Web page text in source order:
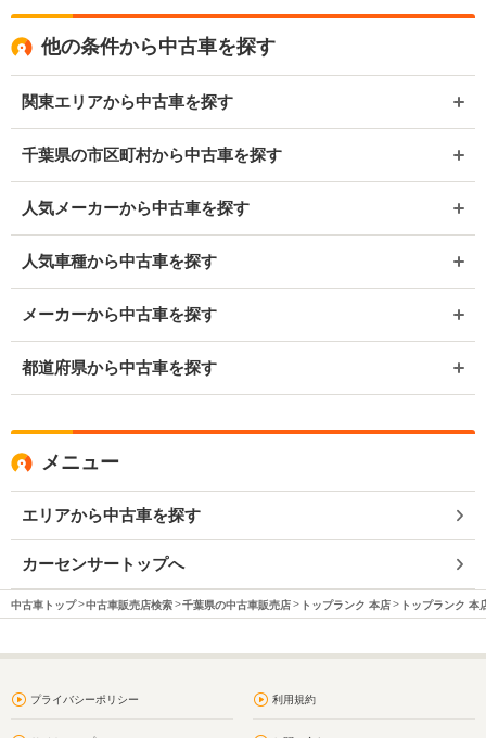
他の条件から中古車を探す
関東エリアから中古車を探す
千葉県の市区町村から中古車を探す
人気メーカーから中古車を探す
人気車種から中古車を探す
メーカーから中古車を探す
都道府県から中古車を探す
メニュー
エリアから中古車を探す
カーセンサートップへ
中古車トップ 中古車販売店検索 千葉県の中古車販売店 トップランク 本店 トップランク 本
プライバシーポリシー 利用規約